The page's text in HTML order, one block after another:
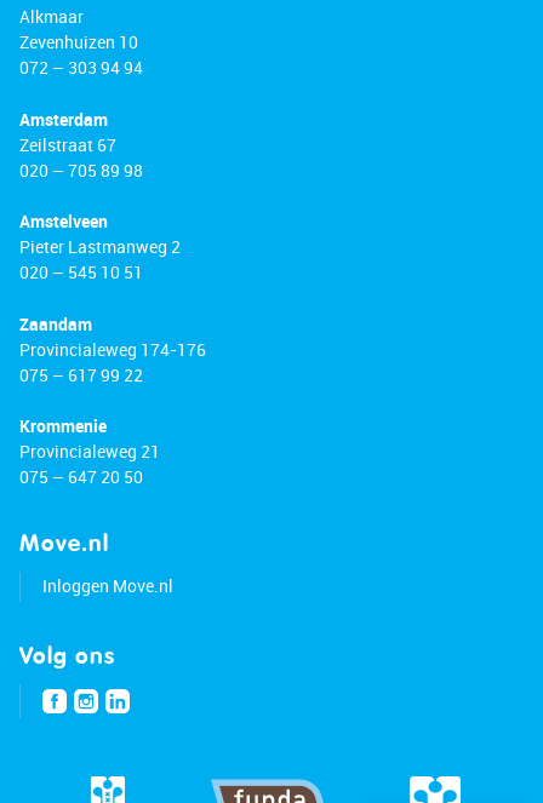
Alkmaar
Zevenhuizen 10
072 – 303 94 94
Amsterdam
Zeilstraat 67
020 – 705 89 98
Amstelveen
Pieter Lastmanweg 2
020 – 545 10 51
Zaandam
Provincialeweg 174-176
075 – 617 99 22
Krommenie
Provincialeweg 21
075 – 647 20 50
Move.nl
Inloggen Move.nl
Volg ons